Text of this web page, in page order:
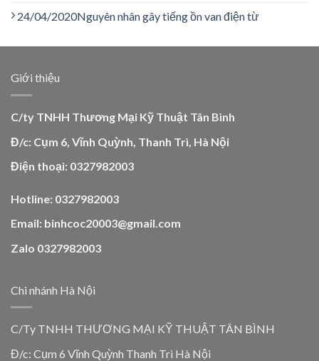
24/04/2020Nguyên nhân gây tiếng ồn van điện từ
Giới thiệu
C/ty TNHH Thương Mại Kỹ Thuật Tân Bình
Đ/c: Cụm 6, Vĩnh Quỳnh, Thanh Trì, Hà Nội
Điện thoại: 0327982003
Hotline: 0327982003
Email: binhcoc20003@gmail.com
Zalo 0327982003
Chi nhánh Hà Nội
C/Ty TNHH THƯƠNG MẠI KỸ THUẬT TÂN BÌNH
Đ/c: Cụm 6 Vĩnh Quỳnh Thanh Trì Hà Nội